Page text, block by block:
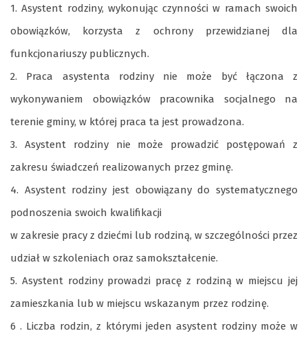
1. Asystent rodziny, wykonując czynności w ramach swoich
obowiązków, korzysta z ochrony przewidzianej dla
funkcjonariuszy publicznych.
2. Praca asystenta rodziny nie może być łączona z
wykonywaniem obowiązków pracownika socjalnego na
terenie gminy, w której praca ta jest prowadzona.
3. Asystent rodziny nie może prowadzić postępowań z
zakresu świadczeń realizowanych przez gminę.
4. Asystent rodziny jest obowiązany do systematycznego
podnoszenia swoich kwalifikacji
w zakresie pracy z dziećmi lub rodziną, w szczególności przez
udział w szkoleniach oraz samokształcenie.
5. Asystent rodziny prowadzi pracę z rodziną w miejscu jej
zamieszkania lub w miejscu wskazanym przez rodzinę.
6 . Liczba rodzin, z którymi jeden asystent rodziny może w